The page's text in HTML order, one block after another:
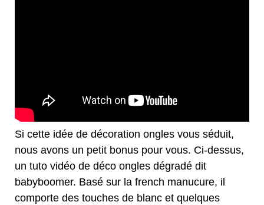
Si cette idée de décoration ongles vous séduit,
nous avons un petit bonus pour vous. Ci-dessus,
un tuto vidéo de déco ongles dégradé dit
babyboomer. Basé sur la french manucure, il
comporte des touches de blanc et quelques